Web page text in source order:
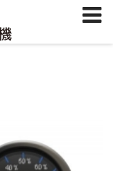
輸入)